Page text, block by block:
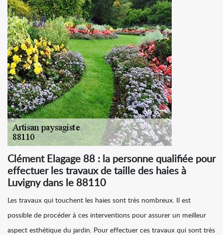
Clément Elagage 88 : la personne qualifiée pour
effectuer les travaux de taille des haies à
Luvigny dans le 88110
Les travaux qui touchent les haies sont très nombreux. Il est
possible de procéder à ces interventions pour assurer un meilleur
aspect esthétique du jardin. Pour effectuer ces travaux qui sont très